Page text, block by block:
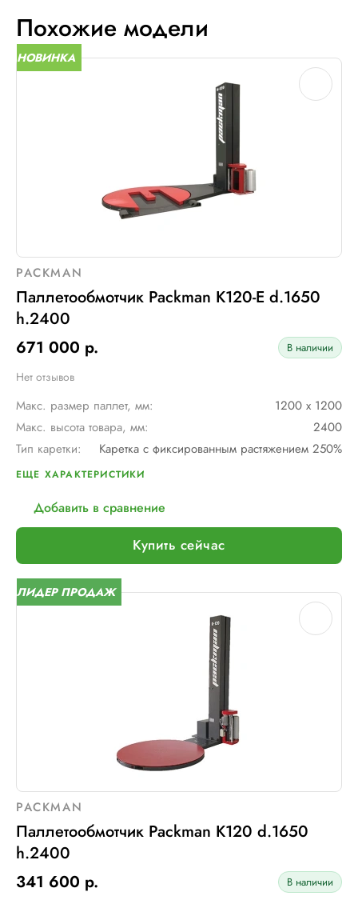
Похожие модели
НОВИНКА
PACKMAN
Паллетообмотчик Packman K120-E d.1650
h.2400
671 000 р.
В наличии
Нет отзывов
Макс. размер паллет, мм:
1200 х 1200
Макс. высота товара, мм:
2400
Тип каретки:
Каретка с фиксированным растяжением 250%
Скорость обмотки:
Тип питания:
Шир. рулона с пленкой, мм:
500
Макс. грузоподъемность, кг:
2000
Электрическое подключение:
Установленная мощность::
1 кВт
ЕЩЕ ХАРАКТЕРИСТИКИ
Добавить в сравнение
Купить сейчас
ЛИДЕР ПРОДАЖ
PACKMAN
Паллетообмотчик Packman K120 d.1650
h.2400
341 600 р.
В наличии